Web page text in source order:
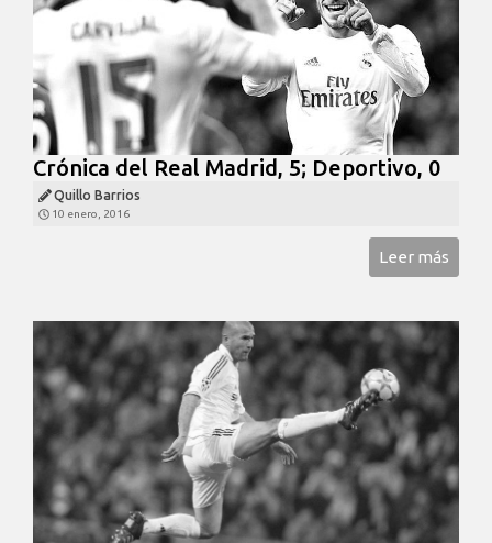
Crónica del Real Madrid, 5; Deportivo, 0
Quillo Barrios
10 enero, 2016
Leer más